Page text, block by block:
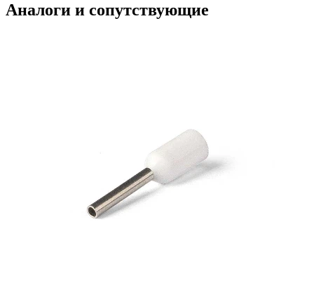
Аналоги и сопутствующие